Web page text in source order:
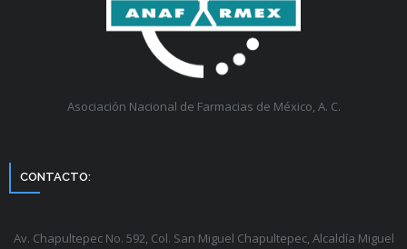
Asociación Nacional de Farmacias de México, A. C.
CONTACTO:
Av. Chapultepec No. 592, Col. San Miguel Chapultepec, Alcaldía Miguel